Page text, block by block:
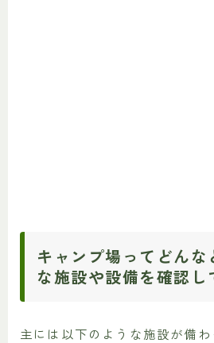
キャンプ場ってどん
な施設や設備を確認し
主には以下のような施設が備